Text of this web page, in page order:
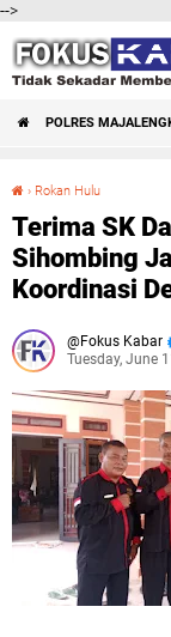
-->
POLRES
› Rokan Hulu
Terima SK
Sihombing
Koordinasi
Fokus Kabar
Tuesday, June